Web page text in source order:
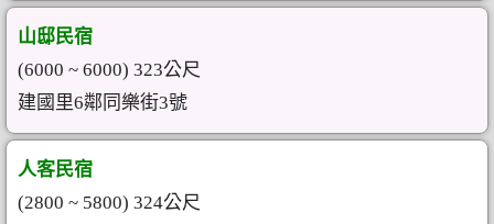
山邸民宿
(6000 ~ 6000) 323公尺
建國里6鄰同樂街3號
人客民宿
(2800 ~ 5800) 324公尺